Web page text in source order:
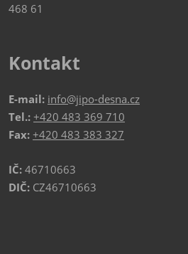
468 61
Kontakt
E-mail: info@jipo-desna.cz
Tel.: +420 483 369 710
Fax: +420 483 383 327
IČ: 46710663
DIČ: CZ46710663